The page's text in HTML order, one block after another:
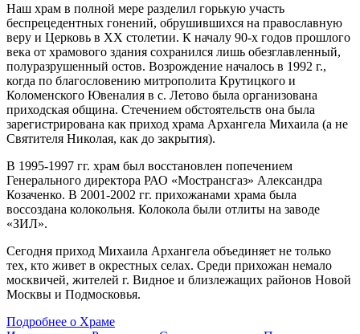
Наш храм в полной мере разделил горькую участь
беспрецедентных гонений, обрушившихся на православную
веру и Церковь в XX столетии. К началу 90-х годов прошлого
века от храмового здания сохранился лишь обезглавленный,
полуразрушенный остов. Возрождение началось в 1992 г.,
когда по благословению митрополита Крутицкого и
Коломенского Ювеналия в с. Летово была организована
приходская община. Стечением обстоятельств она была
зарегистрирована как приход храма Архангела Михаила (а не
Святителя Николая, как до закрытия).
В 1995-1997 гг. храм был восстановлен попечением
Генерального директора РАО «Мострансгаз» Александра
Козаченко. В 2001-2002 гг. прихожанами храма была
воссоздана колокольня. Колокола были отлиты на заводе
«ЗИЛ».
Сегодня приход Михаила Архангела объединяет не только
тех, кто живет в окрестных селах. Среди прихожан немало
москвичей, жителей г. Видное и близлежащих районов Новой
Москвы и Подмосковья.
Подробнее о Храме